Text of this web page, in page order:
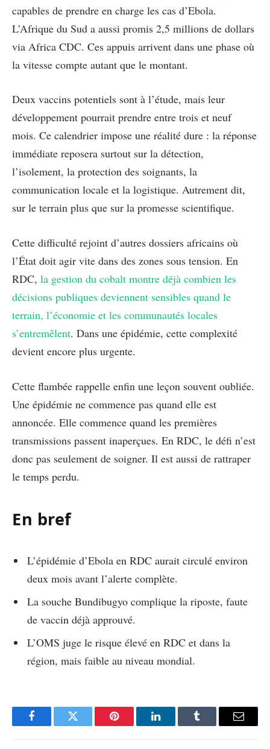
capables de prendre en charge les cas d’Ebola.
L’Afrique du Sud a aussi promis 2,5 millions de dollars
via Africa CDC. Ces appuis arrivent dans une phase où
la vitesse compte autant que le montant.
Deux vaccins potentiels sont à l’étude, mais leur
développement pourrait prendre entre trois et neuf
mois. Ce calendrier impose une réalité dure : la réponse
immédiate reposera surtout sur la détection,
l’isolement, la protection des soignants, la
communication locale et la logistique. Autrement dit,
sur le terrain plus que sur la promesse scientifique.
Cette difficulté rejoint d’autres dossiers africains où
l’État doit agir vite dans des zones sous tension. En
RDC, la gestion du cobalt montre déjà combien les
décisions publiques deviennent sensibles quand le
terrain, l’économie et les communautés locales
s’entremêlent. Dans une épidémie, cette complexité
devient encore plus urgente.
Cette flambée rappelle enfin une leçon souvent oubliée.
Une épidémie ne commence pas quand elle est
annoncée. Elle commence quand les premières
transmissions passent inaperçues. En RDC, le défi n’est
donc pas seulement de soigner. Il est aussi de rattraper
le temps perdu.
En bref
L’épidémie d’Ebola en RDC aurait circulé environ
deux mois avant l’alerte complète.
La souche Bundibugyo complique la riposte, faute
de vaccin déjà approuvé.
L’OMS juge le risque élevé en RDC et dans la
région, mais faible au niveau mondial.
FacebookTwitter Pinterest LinkedInTumblr Email